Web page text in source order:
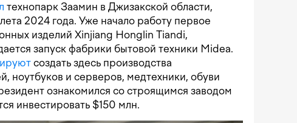
технопарк Заамин в Джизакской области,
2024 года. Уже начало работу первое
изделий Xinjiang Honglin Tiandi,
запуск фабрики бытовой техники Midea.
создать здесь производства
ноутбуков и серверов, медтехники, обуви
ознакомился со строящимся заводом
инвестировать $150 млн.